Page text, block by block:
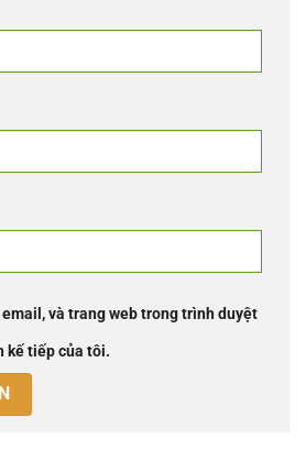
và trang web trong trình duyệt
kế tiếp của tôi.